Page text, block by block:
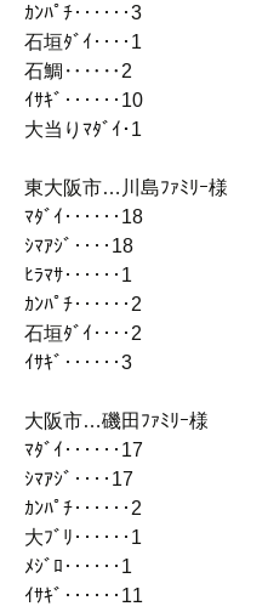
ｶﾝﾊﾟﾁ‥‥‥3
石垣ﾀﾞｲ‥‥1
石鯛‥‥‥2
ｲｻｷﾞ‥‥‥10
大当りﾏﾀﾞｲ･1
東大阪市…川島ﾌｧﾐﾘｰ様
ﾏﾀﾞｲ‥‥‥18
ｼﾏｱｼﾞ‥‥18
ﾋﾗﾏｻ‥‥‥1
ｶﾝﾊﾟﾁ‥‥‥2
石垣ﾀﾞｲ‥‥2
ｲｻｷﾞ‥‥‥3
大阪市…磯田ﾌｧﾐﾘｰ様
ﾏﾀﾞｲ‥‥‥17
ｼﾏｱｼﾞ‥‥17
ｶﾝﾊﾟﾁ‥‥‥2
大ﾌﾞﾘ‥‥‥1
ﾒｼﾞﾛ‥‥‥1
ｲｻｷﾞ‥‥‥11